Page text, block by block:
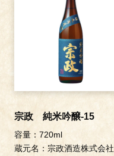
宗政 純米吟醸-15
容量：720ml
蔵元名：宗政酒造株式会社